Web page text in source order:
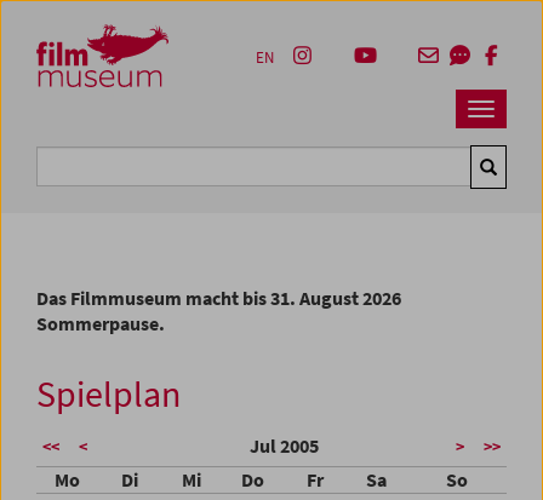
Zum Inhalt
Zum Hauptmenü
Zur Servicenavigation
Zum Suche
Navbar
EN
Das Filmmuseum macht bis 31. August 2026
Sommerpause.
Spielplan
<< < Jul 2005 > >>
Mo Di Mi Do Fr Sa So